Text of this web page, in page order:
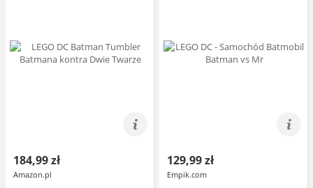
184,99 zł
Amazon.pl
129,99 zł
Empik.com